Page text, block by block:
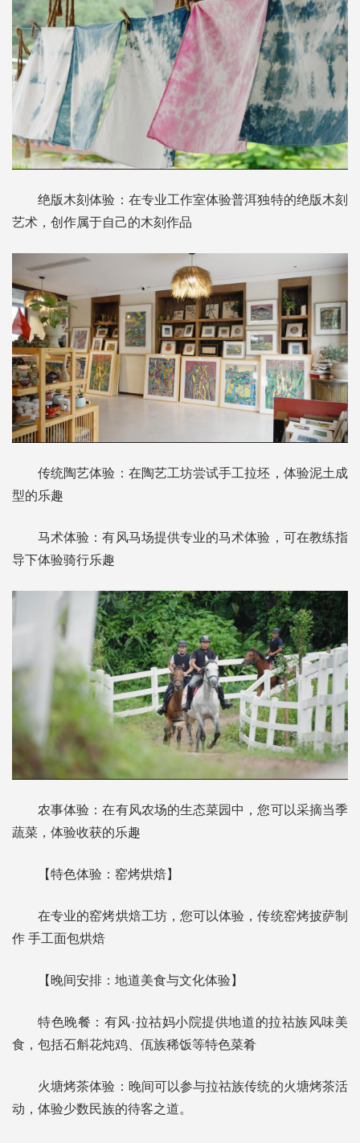
绝版木刻体验：在专业工作室体验普洱独特的绝版木刻
艺术，创作属于自己的木刻作品
传统陶艺体验：在陶艺工坊尝试手工拉坯，体验泥土成
型的乐趣
马术体验：有风马场提供专业的马术体验，可在教练指
导下体验骑行乐趣
农事体验：在有风农场的生态菜园中，您可以采摘当季
蔬菜，体验收获的乐趣
【特色体验：窑烤烘焙】
在专业的窑烤烘焙工坊，您可以体验，传统窑烤披萨制
作 手工面包烘焙
【晚间安排：地道美食与文化体验】
特色晚餐：有风·拉祜妈小院提供地道的拉祜族风味美
食，包括石斛花炖鸡、佤族稀饭等特色菜肴
火塘烤茶体验：晚间可以参与拉祜族传统的火塘烤茶活
动，体验少数民族的待客之道。